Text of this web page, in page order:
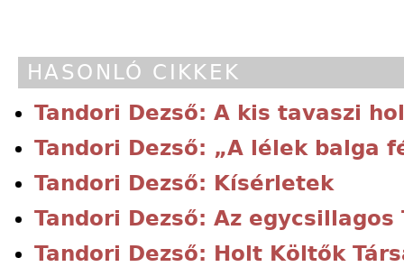
HASONLÓ CIKKEK
Tandori Dezső: A kis tavaszi
Tandori Dezső: „A lélek balga
Tandori Dezső: Kísérletek
Tandori Dezső: Az egycsillagos
Tandori Dezső: Holt Költők